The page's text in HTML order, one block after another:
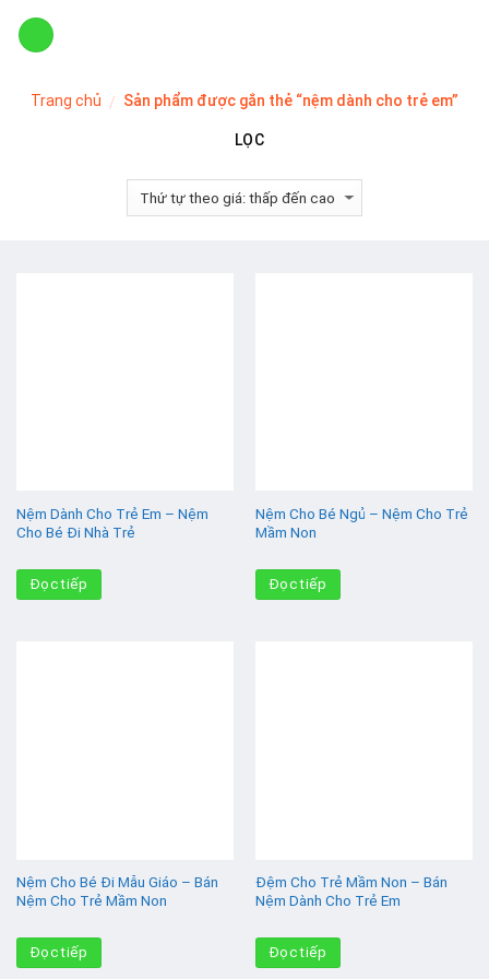
Skip
Trang chủ / Sản phẩm được gắn thẻ “nệm dành cho trẻ em”
LỌC
Nệm Dành Cho Trẻ Em – Nệm
Cho Bé Đi Nhà Trẻ
Đọc tiếp
Nệm Cho Bé Ngủ – Nệm Cho Trẻ
Mầm Non
Đọc tiếp
Nệm Cho Bé Đi Mẫu Giáo – Bán
Nệm Cho Trẻ Mầm Non
Đọc tiếp
Đệm Cho Trẻ Mầm Non – Bán
Nệm Dành Cho Trẻ Em
Đọc tiếp